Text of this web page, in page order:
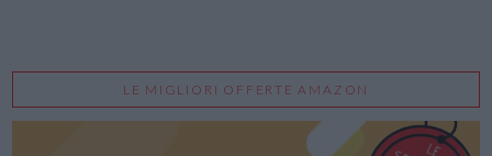
LE MIGLIORI OFFERTE AMAZON